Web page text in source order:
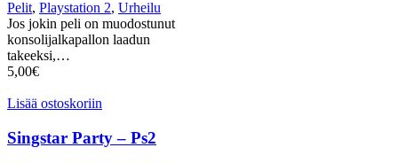
Pelit, Playstation 2, Urheilu
Jos jokin peli on muodostunut
konsolijalkapallon laadun
takeeksi,…
5,00€
Lisää ostoskoriin
Singstar Party – Ps2